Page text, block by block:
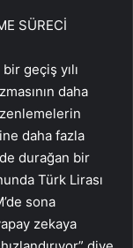
SÜRECİ
geçiş yılı
daha
daha fazla
durağan bir
Türk Lirası
sona
zekaya